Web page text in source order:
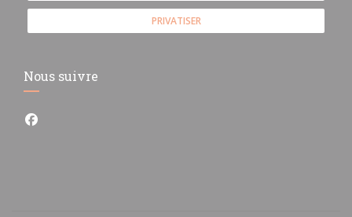
PRIVATISER
Nous suivre
Facebook ((ouvre une nouvelle fenêtre))